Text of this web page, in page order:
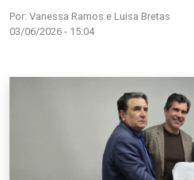
Por: Vanessa Ramos e Luisa Bretas
03/06/2026 - 15:04